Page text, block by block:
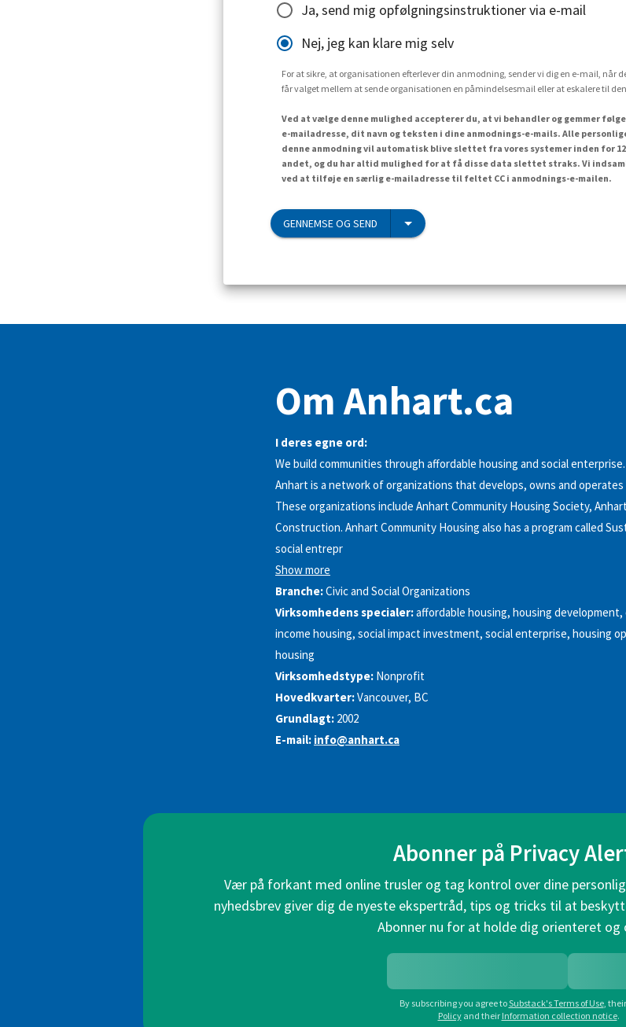
Ja, send mig opfølgningsinstruktioner via e-mail
Nej, jeg kan klare mig selv
For at sikre, at organisationen efterlever din anmodning, sender vi dig en e-mail, når
får valget mellem at sende organisationen en påmindelsesmail eller at eskalere til
Ved at vælge denne mulighed accepterer du, at vi behandler og gemmer
e-mailadresse, dit navn og teksten i dine anmodnings-e-mails. Alle
denne anmodning vil automatisk blive slettet fra vores systemer inden for
andet, og du har altid mulighed for at få disse data slettet straks. Vi
ved at tilføje en særlig e-mailadresse til feltet CC i anmodnings-e-mailen.
GENNEMSE OG SEND
Om Anhart.ca
I deres egne ord:
We build communities through affordable housing and social enterprise.
Anhart is a network of organizations that develops, owns and operates
These organizations include Anhart Community Housing Society,
Construction. Anhart Community Housing also has a program called
social entrepr
Show more
Branche:Civic and Social Organizations
Virksomhedens specialer:affordable housing, housing
income housing, social impact investment, social enterprise, housing
housing
Virksomhedstype: Nonprofit
Hovedkvarter:Vancouver, BC
Grundlagt: 2002
E-mail: info@anhart.ca
Abonner på Privacy
Vær på forkant med online trusler og tag kontrol over dine
nyhedsbrev giver dig de nyeste ekspertråd, tips og tricks til at
Abonner nu for at holde dig orienteret og
By subscribing you agree toSubstack's Terms of Use, their
Policy and their Information collection notice.